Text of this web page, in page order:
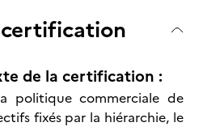
certification
de la certification :
politique commerciale de
fixés par la hiérarchie, le